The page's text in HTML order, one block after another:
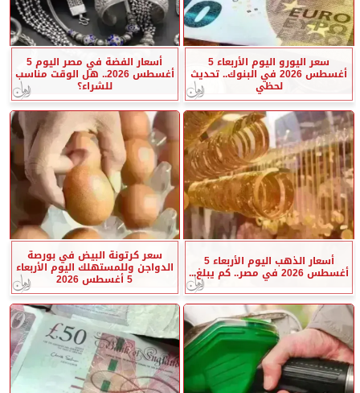
سعر اليورو اليوم الأربعاء 5
أغسطس 2026 في البنوك.. تحديث
لحظي
أسعار الفضة في مصر اليوم 5
أغسطس 2026.. هل الوقت مناسب
للشراء؟
أسعار الذهب اليوم الأربعاء 5
أغسطس 2026 في مصر.. كم يبلغ...
سعر كرتونة البيض في بورصة
الدواجن وللمستهلك اليوم الأربعاء
5 أغسطس 2026